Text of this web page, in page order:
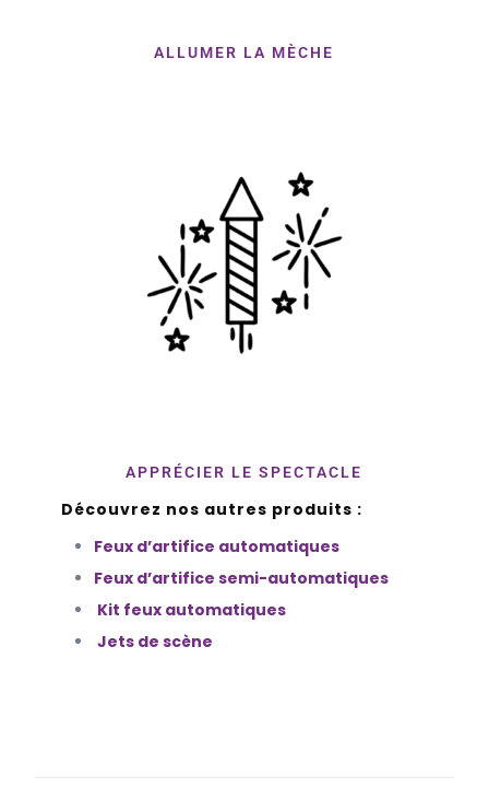
ALLUMER LA MÈCHE
APPRÉCIER LE SPECTACLE
Découvrez nos autres produits :
Feux d’artifice automatiques
Feux d’artifice semi-automatiques
Kit feux automatiques
Jets de scène